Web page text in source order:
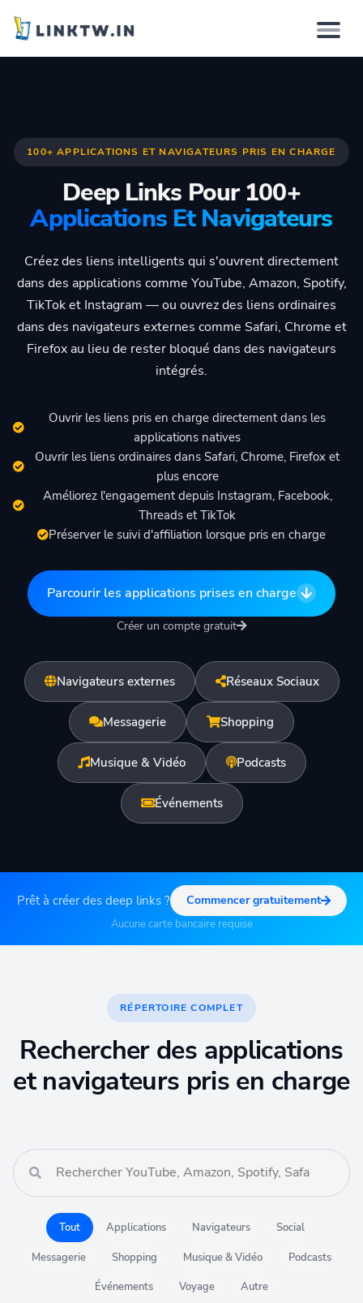
Comment ça marche
Fonctionnalités
Tarifs
Connexion
100+ APPLICATIONS ET NAVIGATEURS PRIS EN CHARGE
Deep Links Pour 100+
Applications Et Navigateurs
Créez des liens intelligents qui s'ouvrent directement
dans des applications comme YouTube, Amazon, Spotify,
TikTok et Instagram — ou ouvrez des liens ordinaires
dans des navigateurs externes comme Safari, Chrome et
Firefox au lieu de rester bloqué dans des navigateurs
intégrés.
Ouvrir les liens pris en charge directement dans les
applications natives
Ouvrir les liens ordinaires dans Safari, Chrome, Firefox et
plus encore
Améliorez l'engagement depuis Instagram, Facebook,
Threads et TikTok
Préserver le suivi d'affiliation lorsque pris en charge
Parcourir les applications prises en charge
Créer un compte gratuit
Navigateurs externes Réseaux Sociaux
Messagerie Shopping
Musique & Vidéo Podcasts
Événements
Prêt à créer des deep links ? Commencer gratuitement
Aucune carte bancaire requise
RÉPERTOIRE COMPLET
Rechercher des applications
et navigateurs pris en charge
Tout Applications Navigateurs Social
Messagerie Shopping Musique & Vidéo Podcasts
Événements Voyage Autre